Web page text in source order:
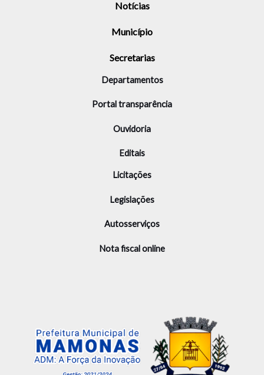
Notícias
Município
Secretarias
Departamentos
Portal transparência
Ouvidoria
Editais
Licitações
Legislações
Autosserviços
Nota fiscal online